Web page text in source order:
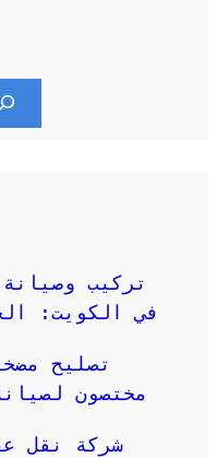
تركيب
في الكويت:
تصليح
مختصون
شركة نقل